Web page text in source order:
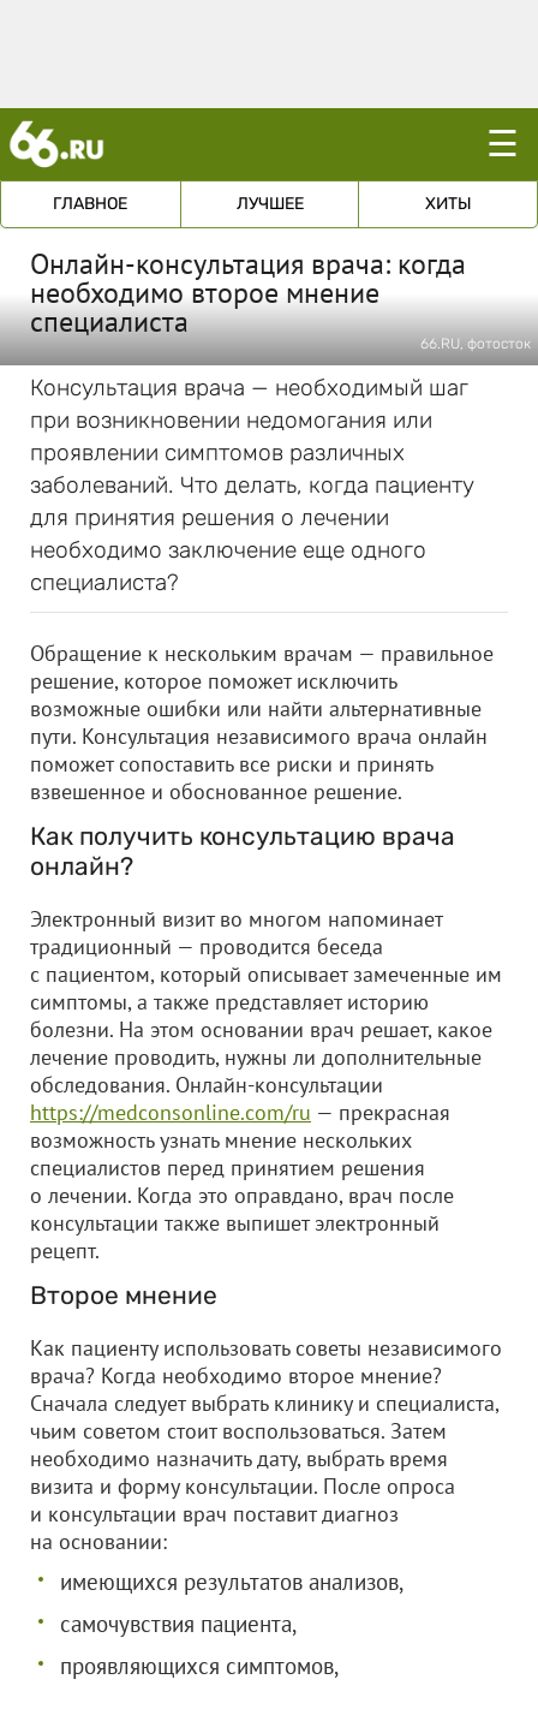
☰
ГЛАВНОЕ ЛУЧШЕЕ ХИТЫ
Онлайн-консультация врача: когда
необходимо второе мнение
специалиста
66.RU, фотосток
Консультация врача — необходимый шаг
при возникновении недомогания или
проявлении симптомов различных
заболеваний. Что делать, когда пациенту
для принятия решения о лечении
необходимо заключение еще одного
специалиста?
Обращение к нескольким врачам — правильное
решение, которое поможет исключить
возможные ошибки или найти альтернативные
пути. Консультация независимого врача онлайн
поможет сопоставить все риски и принять
взвешенное и обоснованное решение.
Как получить консультацию врача
онлайн?
Электронный визит во многом напоминает
традиционный — проводится беседа
с пациентом, который описывает замеченные им
симптомы, а также представляет историю
болезни. На этом основании врач решает, какое
лечение проводить, нужны ли дополнительные
обследования. Онлайн-консультации
https://medconsonline.com/ru — прекрасная
возможность узнать мнение нескольких
специалистов перед принятием решения
о лечении. Когда это оправдано, врач после
консультации также выпишет электронный
рецепт.
Второе мнение
Как пациенту использовать советы независимого
врача? Когда необходимо второе мнение?
Сначала следует выбрать клинику и специалиста,
чьим советом стоит воспользоваться. Затем
необходимо назначить дату, выбрать время
визита и форму консультации. После опроса
и консультации врач поставит диагноз
на основании:
имеющихся результатов анализов,
самочувствия пациента,
проявляющихся симптомов,